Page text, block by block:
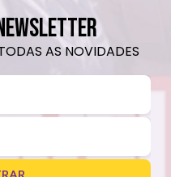
AS NOVIDADES